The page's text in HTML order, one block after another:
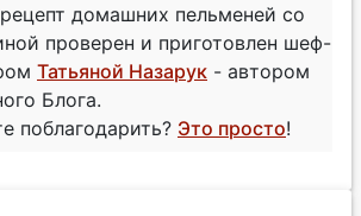
домашних пельменей со
проверен и приготовлен шеф-
Татьяной Назарук - автором
Блога.
поблагодарить? Это просто!